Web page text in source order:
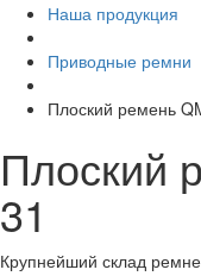
Наша продукция
Приводные ремни
Плоский ремень
Плоский
31
Крупнейший склад